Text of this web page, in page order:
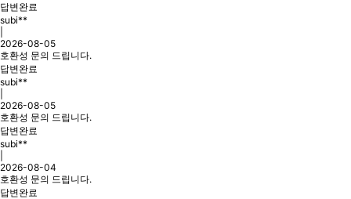
답변완료
subi**
2026-08-05
호환성 문의 드립니다.
답변완료
subi**
2026-08-05
호환성 문의 드립니다.
답변완료
subi**
2026-08-04
호환성 문의 드립니다.
답변완료